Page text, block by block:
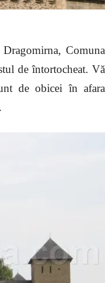
Comuna
de întortocheat. Vă
de obicei în afara